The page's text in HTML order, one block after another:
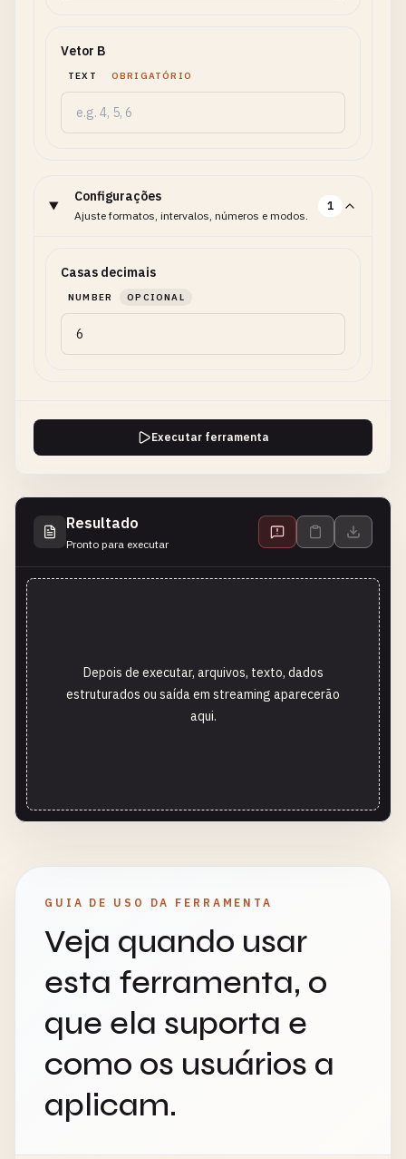
Vetor B
TEXT OBRIGATÓRIO
Configurações
Ajuste formatos, intervalos, números e modos.
1
Casas decimais
NUMBER OPCIONAL
Executar ferramenta
Resultado
Pronto para executar
Depois de executar, arquivos, texto, dados
estruturados ou saída em streaming aparecerão
aqui.
GUIA DE USO DA FERRAMENTA
Veja quando usar
esta ferramenta, o
que ela suporta e
como os usuários a
aplicam.